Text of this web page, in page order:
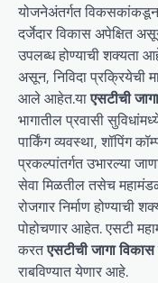
योजनेअंतर्गत
दर्जेदार विकास अपेक्षित
उपलब्ध होण्याची शक्यता
असून, निविदा प्रक्रियेची
आले आहेत.याएसटीची
भागातील प्रवासी
पार्किंग व्यवस्था, शॉपिंग
प्रकल्पांतर्गत उभारल्या
सेवा मिळतील तसेच
रोजगार निर्माण होण्याची
पोहोचणार आहेत. एसटी
करतएसटीची जागा विकास
राबविण्यात येणार आहे.